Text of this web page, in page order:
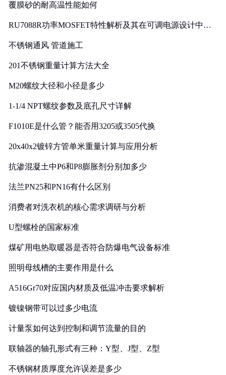
覆膜砂的耐高温性能如何
RU7088R功率MOSFET特性解析及其在可调电源设计中的
不锈钢通风 管道施工
201不锈钢重量计算方法大全
M20螺纹大径和小径是多少
1-1/4 NPT螺纹参数及底孔尺寸详解
F1010E是什么管？能否用3205或3505代换
20x40x2镀锌方管单米重量计算与应用分析
抗渗混凝土中P6和P8膨胀剂分别加多少
法兰PN25和PN16有什么区别
消费者对洗衣机的核心需求调研与分析
U型螺栓的国家标准
煤矿用电热取暖器是否符合防爆电气设备标准
照明母线槽的主要作用是什么
A516Gr70对应国内材质及低温冲击要求解析
镀镍钢带可以过多少电流
计量泵如何达到控制和调节流量的目的
联轴器的轴孔形式有三种：Y型、J型、Z型
不锈钢材质厚度允许误差是多少